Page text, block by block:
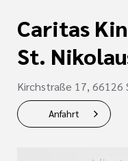
Caritas
St.
Kirchstraße 17, 66126
Anfahrt